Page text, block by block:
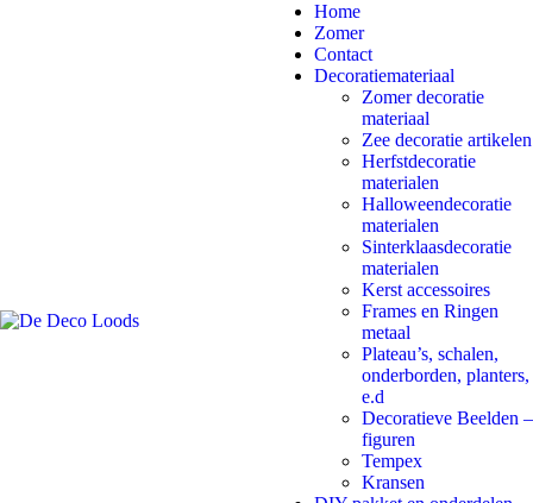
Home
Zomer
Contact
Decoratiemateriaal
Zomer decoratie
materiaal
Zee decoratie artikelen
Herfstdecoratie
materialen
Halloweendecoratie
materialen
Sinterklaasdecoratie
materialen
Kerst accessoires
Frames en Ringen
metaal
Plateau’s, schalen,
onderborden, planters,
e.d
Decoratieve Beelden –
figuren
Tempex
Kransen